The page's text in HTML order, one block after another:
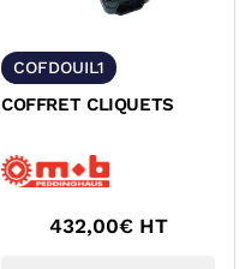
COFDOUIL1
COFFRET CLIQUETS
432,00€ HT